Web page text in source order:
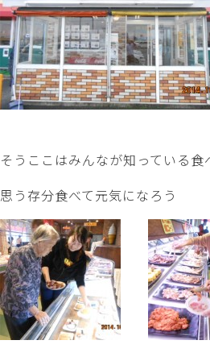
そうここはみんなが知っている
思う存分食べて元気になろう